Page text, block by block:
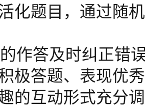
化题目，通过随
作答及时纠正错
极答题、表现优
的互动形式充分